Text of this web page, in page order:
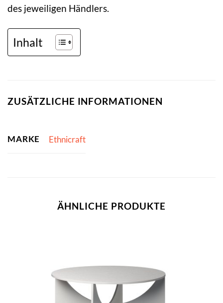
des jeweiligen Händlers.
Inhalt
ZUSÄTZLICHE INFORMATIONEN
MARKE Ethnicraft
ÄHNLICHE PRODUKTE